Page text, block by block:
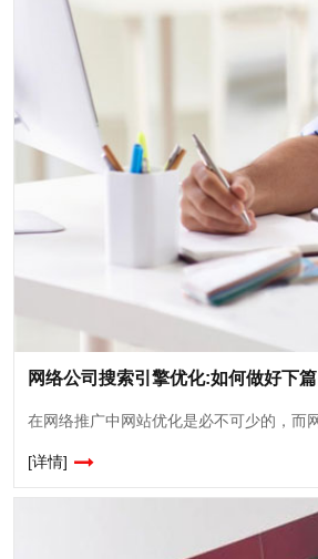
网络公司搜索引擎优化:如何做好下篇
[详情]